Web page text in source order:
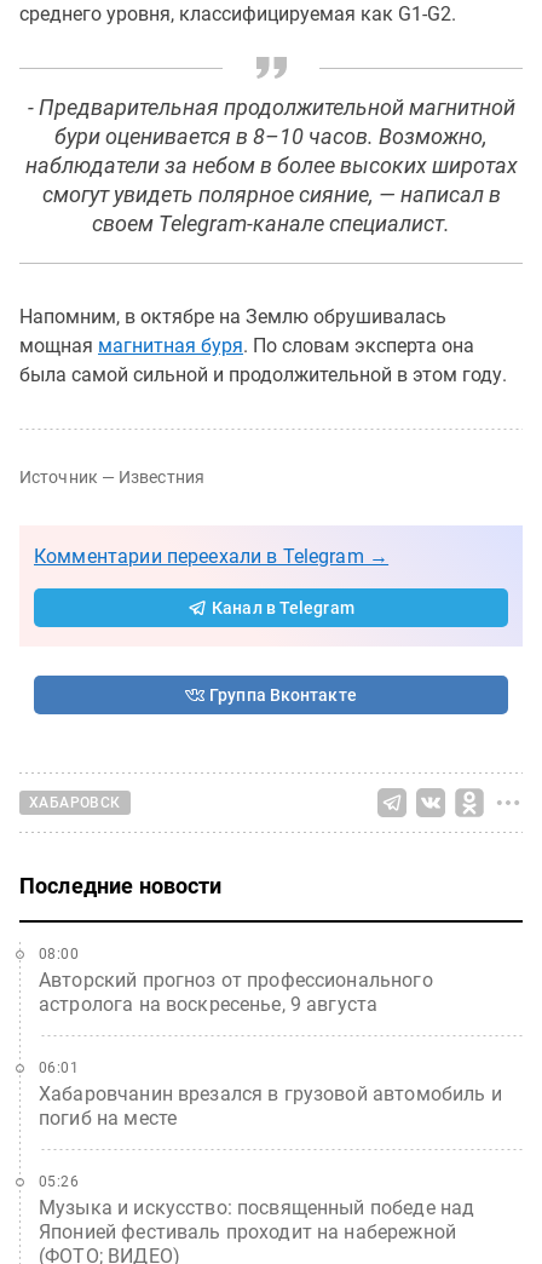
среднего уровня, классифицируемая как G1-G2.
- Предварительная продолжительной магнитной
бури оценивается в 8–10 часов. Возможно,
наблюдатели за небом в более высоких широтах
смогут увидеть полярное сияние, — написал в
своем Telegram-канале специалист.
Напомним, в октябре на Землю обрушивалась
мощная магнитная буря. По словам эксперта она
была самой сильной и продолжительной в этом году.
Источник — Известния
Комментарии переехали в Telegram →
Канал в Telegram
Группа Вконтакте
ХАБАРОВСК
Последние новости
Авторский прогноз от профессионального
астролога на воскресенье, 9 августа
08:00
Хабаровчанин врезался в грузовой автомобиль и
погиб на месте
06:01
Музыка и искусство: посвященный победе над
Японией фестиваль проходит на набережной
(ФОТО; ВИДЕО)
05:26